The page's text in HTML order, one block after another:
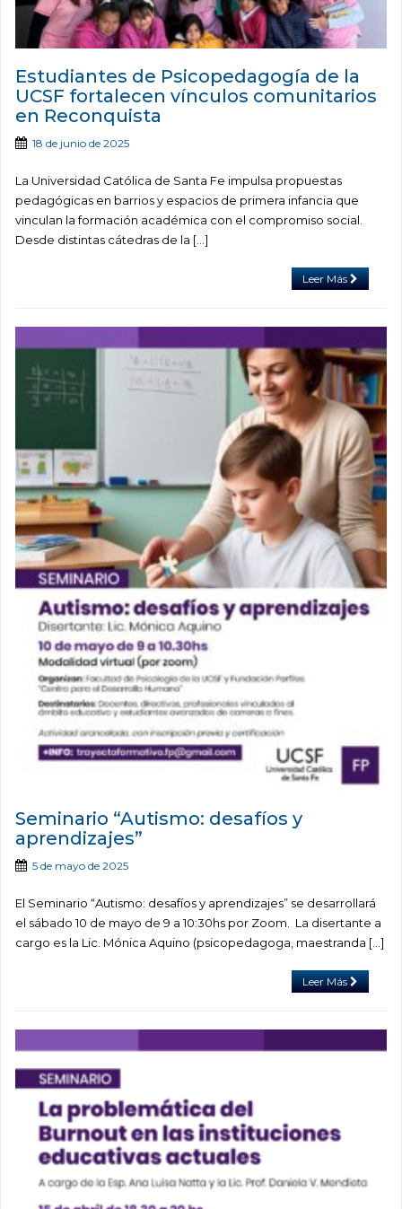
Estudiantes de Psicopedagogía de la
UCSF fortalecen vínculos comunitarios
en Reconquista
18 de junio de 2025
La Universidad Católica de Santa Fe impulsa propuestas
pedagógicas en barrios y espacios de primera infancia que
vinculan la formación académica con el compromiso social.
Desde distintas cátedras de la […]
Leer Más
Seminario “Autismo: desafíos y
aprendizajes”
5 de mayo de 2025
El Seminario “Autismo: desafíos y aprendizajes” se desarrollará
el sábado 10 de mayo de 9 a 10:30hs por Zoom. La disertante a
cargo es la Lic. Mónica Aquino (psicopedagoga, maestranda […]
Leer Más